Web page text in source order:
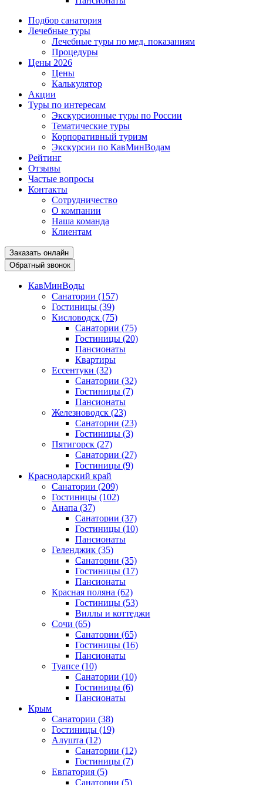
Подбор санатория
Лечебные туры
Лечебные туры по мед. показаниям
Процедуры
Цены 2026
Цены
Калькулятор
Акции
Туры по интересам
Экскурсионные туры по России
Тематические туры
Корпоративный туризм
Экскурсии по КавМинВодам
Рейтинг
Отзывы
Частые вопросы
Контакты
Сотрудничество
О компании
Наша команда
Клиентам
Заказать онлайн
Обратный звонок
КавМинВоды
Санатории (157)
Гостиницы (39)
Кисловодск (75)
Санатории (75)
Гостиницы (20)
Пансионаты
Квартиры
Ессентуки (32)
Санатории (32)
Гостиницы (7)
Пансионаты
Железноводск (23)
Санатории (23)
Гостиницы (3)
Пятигорск (27)
Санатории (27)
Гостиницы (9)
Краснодарский край
Санатории (209)
Гостиницы (102)
Анапа (37)
Санатории (37)
Гостиницы (10)
Пансионаты
Геленджик (35)
Санатории (35)
Гостиницы (17)
Пансионаты
Красная поляна (62)
Гостиницы (53)
Виллы и коттеджи
Сочи (65)
Санатории (65)
Гостиницы (16)
Пансионаты
Туапсе (10)
Санатории (10)
Гостиницы (6)
Пансионаты
Крым
Санатории (38)
Гостиницы (19)
Алушта (12)
Санатории (12)
Гостиницы (7)
Евпатория (5)
Санатории (5)